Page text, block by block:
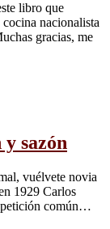
libro que
nacionalista
gracias, me
sazón
vuélvete novia
1929 Carlos
petición común…